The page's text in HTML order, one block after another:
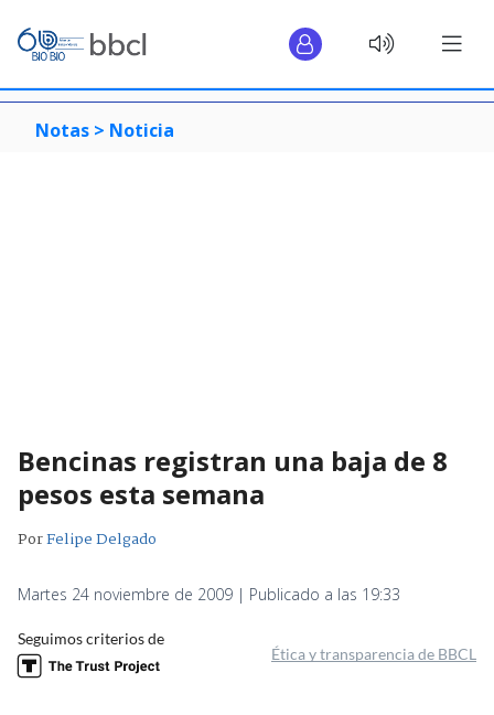
Notas > Noticia
Bencinas registran una baja de 8
pesos esta semana
PorFelipe Delgado
Martes 24 noviembre de 2009 | Publicado a las 19:33
Seguimos criterios de
Ética y transparencia de BBCL